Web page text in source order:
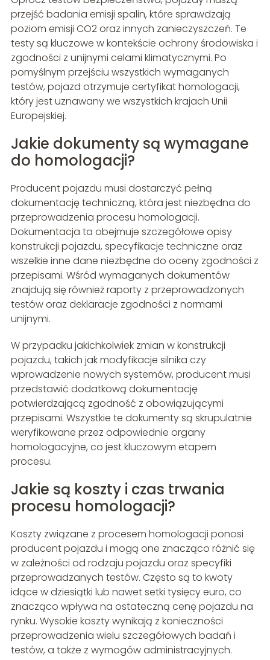
przejść badania emisji spalin, które sprawdzają
poziom emisji CO2 oraz innych zanieczyszczeń. Te
testy są kluczowe w kontekście ochrony środowiska i
zgodności z unijnymi celami klimatycznymi. Po
pomyślnym przejściu wszystkich wymaganych
testów, pojazd otrzymuje certyfikat homologacji,
który jest uznawany we wszystkich krajach Unii
Europejskiej.
Jakie dokumenty są wymagane
do homologacji?
Producent pojazdu musi dostarczyć pełną
dokumentację techniczną, która jest niezbędna do
przeprowadzenia procesu homologacji.
Dokumentacja ta obejmuje szczegółowe opisy
konstrukcji pojazdu, specyfikacje techniczne oraz
wszelkie inne dane niezbędne do oceny zgodności z
przepisami. Wśród wymaganych dokumentów
znajdują się również raporty z przeprowadzonych
testów oraz deklaracje zgodności z normami
unijnymi.
W przypadku jakichkolwiek zmian w konstrukcji
pojazdu, takich jak modyfikacje silnika czy
wprowadzenie nowych systemów, producent musi
przedstawić dodatkową dokumentację
potwierdzającą zgodność z obowiązującymi
przepisami. Wszystkie te dokumenty są skrupulatnie
weryfikowane przez odpowiednie organy
homologacyjne, co jest kluczowym etapem
procesu.
Jakie są koszty i czas trwania
procesu homologacji?
Koszty związane z procesem homologacji ponosi
producent pojazdu i mogą one znacząco różnić się
w zależności od rodzaju pojazdu oraz specyfiki
przeprowadzanych testów. Często są to kwoty
idące w dziesiątki lub nawet setki tysięcy euro, co
znacząco wpływa na ostateczną cenę pojazdu na
rynku. Wysokie koszty wynikają z konieczności
przeprowadzenia wielu szczegółowych badań i
testów, a także z wymogów administracyjnych.